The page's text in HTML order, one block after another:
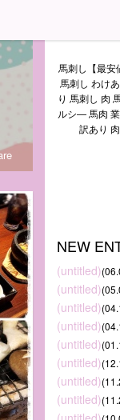
馬刺し【最安
馬刺し わけ
り 馬刺し 肉
ルシ― 馬肉
訳あり
NEW
(untitled)
(untitled)
(untitled)
(untitled)
(untitled)
(untitled)
(untitled)
(untitled)